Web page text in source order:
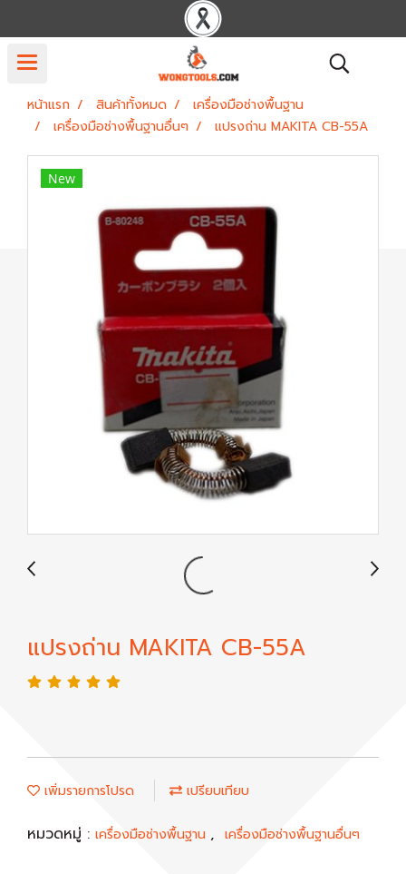
หน้าแรก สินค้าทั้งหมด
เครื่องมือช่างพื้นฐาน
เครื่องมือช่างพื้นฐานอื่นๆ
แปรงถ่าน MAKITA CB-55A
New
แปรงถ่าน MAKITA CB-55A
เพิ่มรายการโปรด เปรียบเทียบ
หมวดหมู่ : เครื่องมือช่างพื้นฐาน , เครื่องมือช่างพื้นฐานอื่นๆ